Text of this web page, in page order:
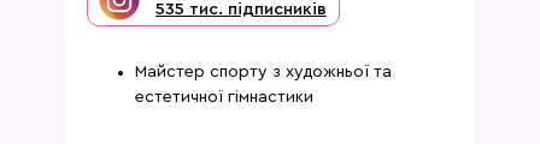
Майстер спорту з художньої та
естетичної гімнастики
535 тис. підписників